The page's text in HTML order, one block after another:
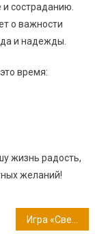
состраданию.
о важности
и надежды.
время:
жизнь радость,
желаний!